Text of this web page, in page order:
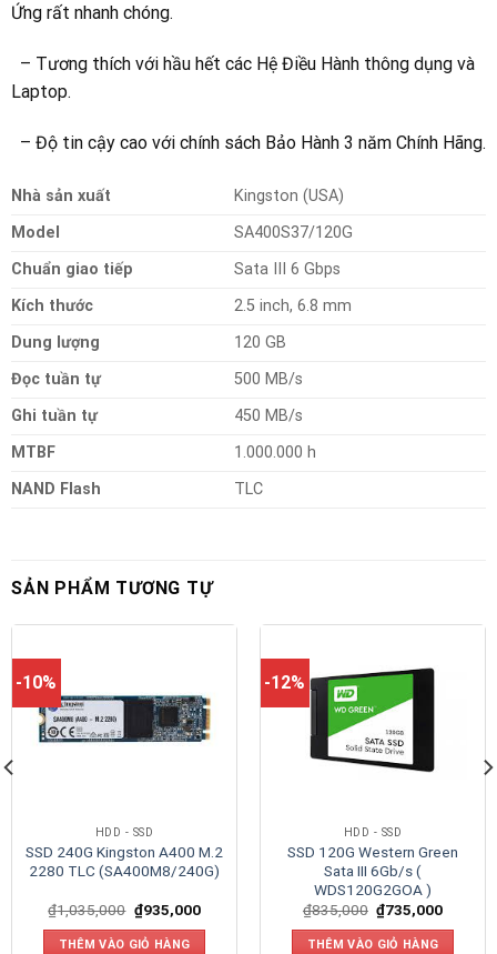
Ứng rất nhanh chóng.
– Tương thích với hầu hết các Hệ Điều Hành thông dụng và
Laptop.
– Độ tin cậy cao với chính sách Bảo Hành 3 năm Chính Hãng.
Nhà sản xuất
Kingston (USA)
Model
SA400S37/120G
Chuẩn giao tiếp
Sata III 6 Gbps
Kích thước
2.5 inch, 6.8 mm
Dung lượng
120 GB
Đọc tuần tự
500 MB/s
Ghi tuần tự
450 MB/s
MTBF
1.000.000 h
NAND Flash
TLC
SẢN PHẨM TƯƠNG TỰ
-10%
HDD - SSD
SSD 240G Kingston A400 M.2
2280 TLC (SA400M8/240G)
₫1,035,000 ₫935,000
THÊM VÀO GIỎ HÀNG
-12%
HDD - SSD
SSD 120G Western Green
Sata III 6Gb/s (
WDS120G2GOA )
₫835,000 ₫735,000
THÊM VÀO GIỎ HÀNG